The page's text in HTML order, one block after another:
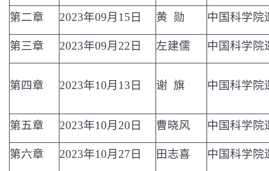
第二章 2023年09月 15 日 黄 勋 中国科学院
第三章 2023年09月 22 日 左建儒 中国科学院
第四章 2023年10月 13 日 谢 旗 中国科学院
第五章 2023年10月 20 日 曹晓风 中国科学院
第六章 2023年10月 27 日 田志喜 中国科学院